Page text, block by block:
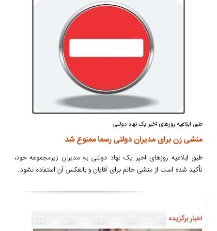
طبق ابلاغیه روزهای اخیر یک نهاد دولتی
منشی زن برای مدیران دولتی رسما ممنوع شد
طبق ابلاغیه روزهای اخیر یک نهاد دولتی به مدیران زیرمجموعه خود،
تأکید شده است از منشی خانم برای آقایان و بالعکس آن استفاده نشود.
اخبار برگزیده